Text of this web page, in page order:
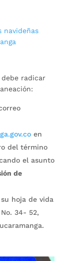
navideñas
radicar
en
del término
el asunto
de
hoja de vida
34- 52,